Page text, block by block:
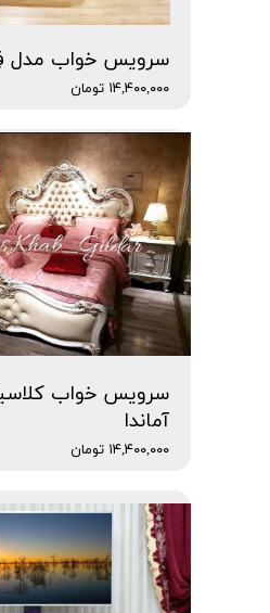
سرویس خواب مدل
۱۴,۴۰۰,۰۰۰ تومان
سرویس خواب
آماندا
۱۴,۴۰۰,۰۰۰ تومان